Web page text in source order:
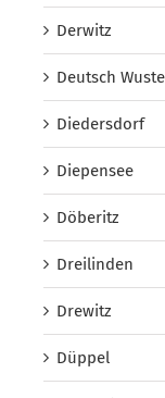
Derwitz
Deutsch
Diedersdorf
Diepensee
Döberitz
Dreilinden
Drewitz
Düppel